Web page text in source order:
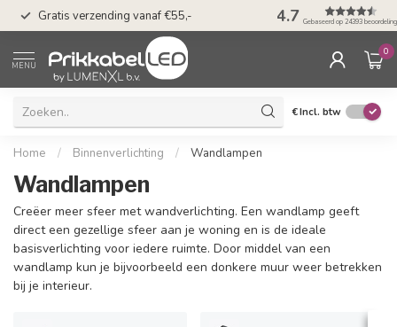
Gratis verzending vanaf €55,- 50 dagen
Klarna
4.7 Gebaseerd op 24393
MENU
0
€Incl. btw
Home / Binnenverlichting / Wandlampen
Wandlampen
Creëer meer sfeer met wandverlichting. Een wandlamp geeft
direct een gezellige sfeer aan je woning en is de ideale
basisverlichting voor iedere ruimte. Door middel van een
wandlamp kun je bijvoorbeeld een donkere muur weer betrekken
bij je interieur.